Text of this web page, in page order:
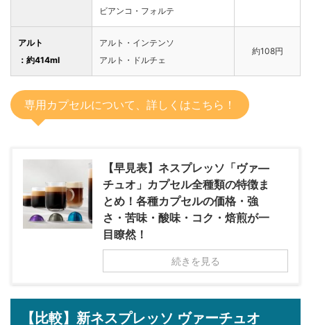
ビアンコ・フォルテ
アルト
：約414ml
アルト・インテンソ
アルト・ドルチェ
約108円
専用カプセルについて、詳しくはこちら！
【早見表】ネスプレッソ「ヴァ―
チュオ」カプセル全種類の特徴ま
とめ！各種カプセルの価格・強
さ・苦味・酸味・コク・焙煎が一
目瞭然！
続きを見る
【比較】新ネスプレッソ ヴァーチュオ